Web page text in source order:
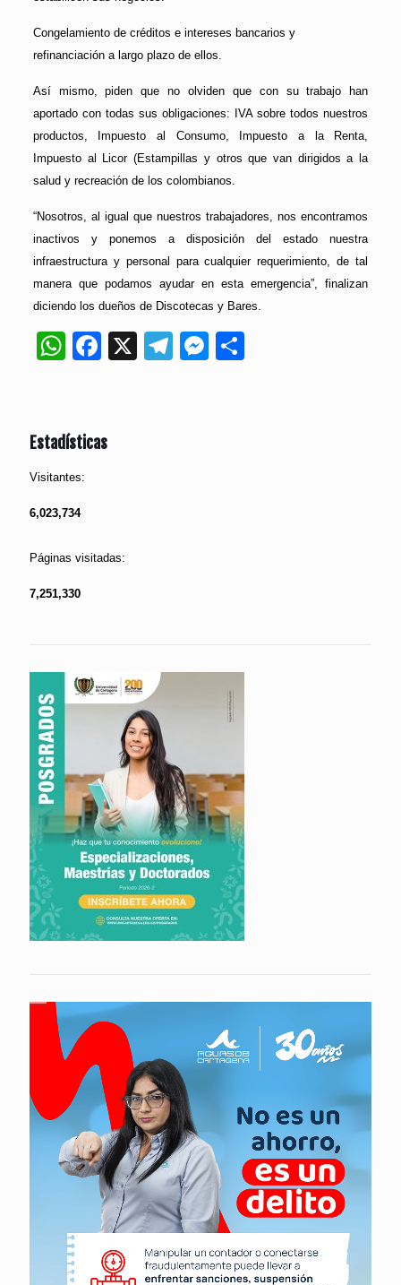
Congelamiento de créditos e intereses bancarios y
refinanciación a largo plazo de ellos.
Así mismo, piden que no olviden que con su trabajo han
aportado con todas sus obligaciones: IVA sobre todos nuestros
productos, Impuesto al Consumo, Impuesto a la Renta,
Impuesto al Licor (Estampillas y otros que van dirigidos a la
salud y recreación de los colombianos.
“Nosotros, al igual que nuestros trabajadores, nos encontramos
inactivos y ponemos a disposición del estado nuestra
infraestructura y personal para cualquier requerimiento, de tal
manera que podamos ayudar en esta emergencia”, finalizan
diciendo los dueños de Discotecas y Bares.
WhatsApp
Facebook
X Telegram
Messenger
Estadísticas
Visitantes:
6,023,734
Páginas visitadas:
7,251,330